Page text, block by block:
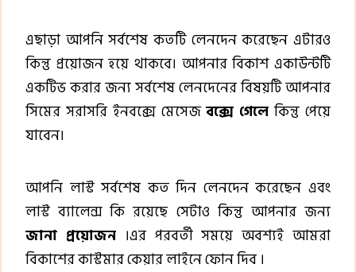
এছাড়া আপনি সর্বশেষ কতটি লেনদেন করেছেন এটারও
কিন্তু প্রয়োজন হয়ে থাকবে। আপনার বিকাশ একাউন্টটি
একটিভ করার জন্য সর্বশেষ লেনদেনের বিষয়টি আপনার
সিমের সরাসরি ইনবক্সে মেসেজবক্সে গেলে কিন্তু পেয়ে
যাবেন।
আপনি লাস্ট সর্বশেষ কত দিন লেনদেন করেছেন এবং
লাস্ট ব্যালেন্স কি রয়েছে সেটাও কিন্তু আপনার জন্য
জানা প্রয়োজন।এর পরবর্তী সময়ে অবশ্যই আমরা
বিকাশের কাস্টমার কেয়ার লাইনে ফোন দিব ।